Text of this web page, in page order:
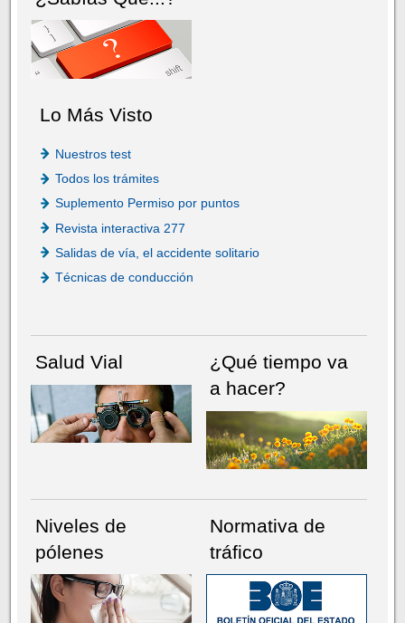
Lo Más Visto
Nuestros test
Todos los trámites
Suplemento Permiso por puntos
Revista interactiva 277
Salidas de vía, el accidente solitario
Técnicas de conducción
Salud Vial
¿Qué tiempo va
a hacer?
Niveles de
pólenes
Normativa de
tráfico